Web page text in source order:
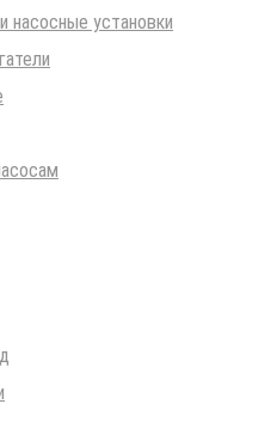
насосные установки